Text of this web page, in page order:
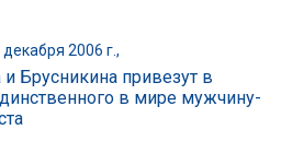
декабря 2006 г.,
Брусникина привезут в
в мире мужчину-